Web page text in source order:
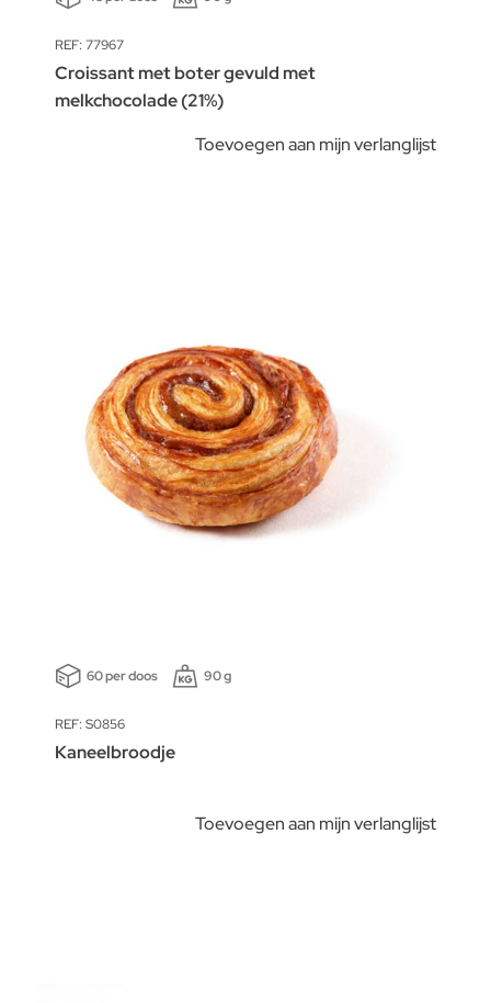
REF: 77967
Croissant met boter gevuld met
melkchocolade (21%)
Toevoegen aan mijn verlanglijst
60 per doos 90 g
REF: S0856
Kaneelbroodje
Toevoegen aan mijn verlanglijst